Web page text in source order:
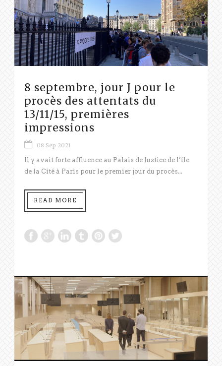
8 septembre, jour J pour le
procès des attentats du
13/11/15, premières
impressions
08 Sep 2021
Il y avait forte affluence au Palais de Justice de l’île
de la Cité à Paris pour le premier jour du procès...
READ MORE